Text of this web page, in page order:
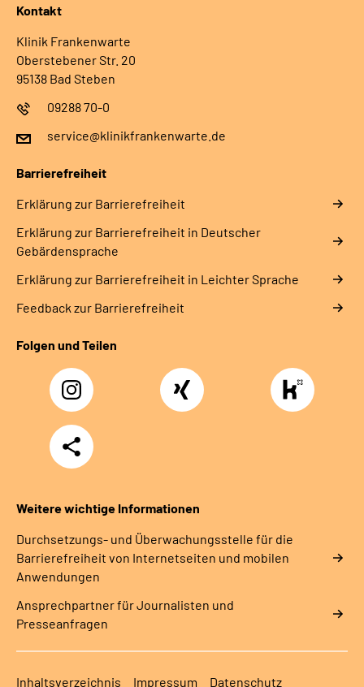
Kontakt
Klinik Frankenwarte
Oberstebener Str. 20
95138 Bad Steben
09288 70-0
service@klinikfrankenwarte.de
Barrierefreiheit
Erklärung zur Barrierefreiheit
Erklärung zur Barrierefreiheit in Deutscher
Gebärdensprache
Erklärung zur Barrierefreiheit in Leichter Sprache
Feedback zur Barrierefreiheit
Folgen und Teilen
Instagram Xing
https://
rentenversicherung-
nordbayern6
Teilen
Weitere wichtige Informationen
Durchsetzungs- und Überwachungsstelle für die
Barrierefreiheit von Internetseiten und mobilen
Anwendungen
Ansprechpartner für Journalisten und
Presseanfragen
Inhaltsverzeichnis Impressum Datenschutz